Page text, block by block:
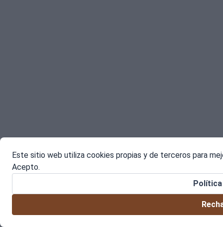
Este sitio web utiliza cookies propias y de terceros para
Acepto.